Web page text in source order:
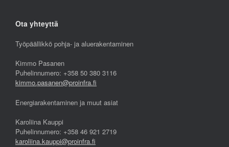
Ota yhteyttä
Työpäällikkö pohja- ja aluerakentaminen
Kimmo Pasanen
Puhelinnumero: +358 50 380 3116
kimmo.pasanen@proinfra.fi
Energiarakentaminen ja muut asiat
Karoliina Kauppi
Puhelinnumero: +358 46 921 2719
karoliina.kauppi@proinfra.fi